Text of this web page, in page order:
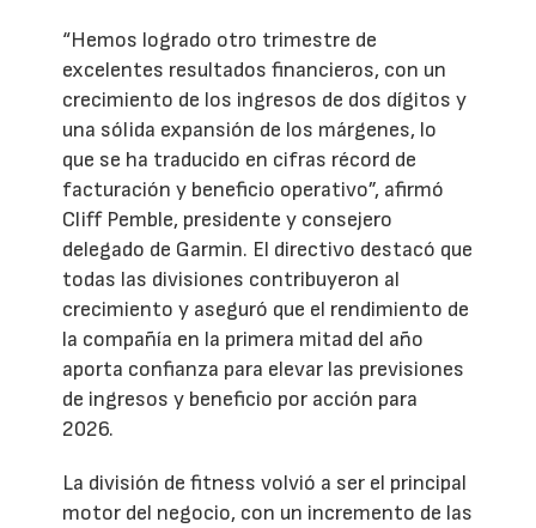
“Hemos logrado otro trimestre de
excelentes resultados financieros, con un
crecimiento de los ingresos de dos dígitos y
una sólida expansión de los márgenes, lo
que se ha traducido en cifras récord de
facturación y beneficio operativo”, afirmó
Cliff Pemble, presidente y consejero
delegado de Garmin. El directivo destacó que
todas las divisiones contribuyeron al
crecimiento y aseguró que el rendimiento de
la compañía en la primera mitad del año
aporta confianza para elevar las previsiones
de ingresos y beneficio por acción para
2026.
La división de fitness volvió a ser el principal
motor del negocio, con un incremento de las